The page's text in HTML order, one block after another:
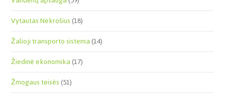
Vytautas Nekrošius(18)
Žalioji transporto sistema(14)
Žiedinė ekonomika(17)
Žmogaus teisės(51)